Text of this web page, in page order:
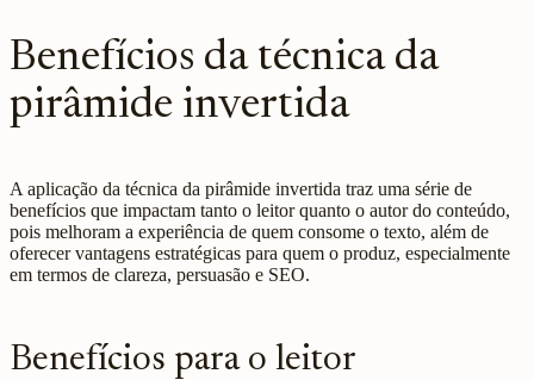
Benefícios da técnica da
pirâmide invertida
A aplicação da técnica da pirâmide invertida traz uma série de
benefícios que impactam tanto o leitor quanto o autor do conteúdo,
pois melhoram a experiência de quem consome o texto, além de
oferecer vantagens estratégicas para quem o produz, especialmente
em termos de clareza, persuasão e SEO.
Benefícios para o leitor